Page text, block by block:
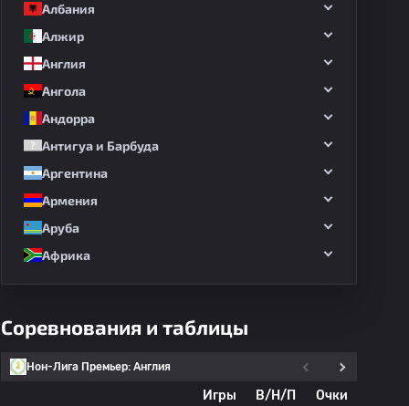
Албания
Алжир
Англия
Ангола
Андорра
Антигуа и Барбуда
Аргентина
Армения
Аруба
Африка
Соревнования и таблицы
Нон-Лига Премьер: Англия
Игры В/Н/П
Очки